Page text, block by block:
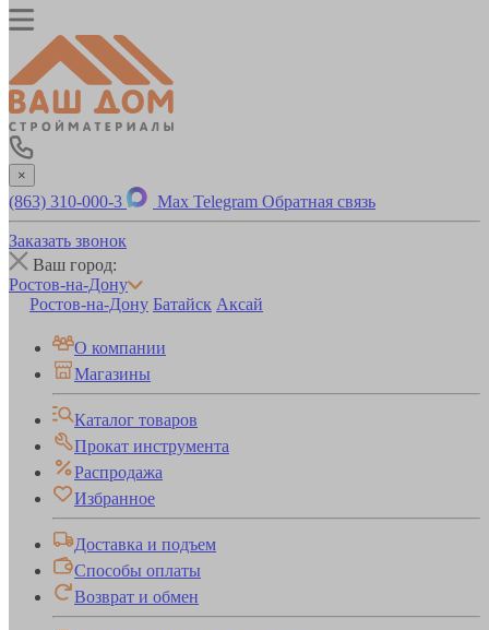
×
(863) 310-000-3 Max Telegram Обратная связь
Заказать звонок
Ваш город:
Ростов-на-Дону
Ростов-на-Дону Батайск Аксай
О компании
Магазины
Каталог товаров
Прокат инструмента
Распродажа
Избранное
Доставка и подъем
Способы оплаты
Возврат и обмен